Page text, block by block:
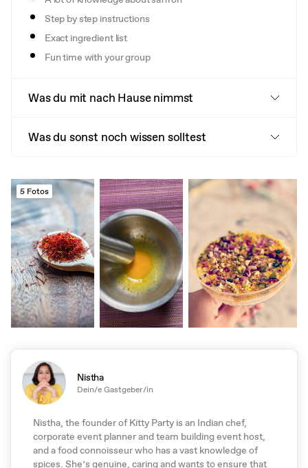
Step by step instructions
Exact ingredient list
Fun time with your group
Was du mit nach Hause nimmst
Was du sonst noch wissen solltest
5 Fotos
Nistha
Dein/e Gastgeber/in
Nistha, the founder of Kitty Party is an Indian chef,
corporate event planner and team building event host,
and a food connoisseur who has a vast knowledge of
spices. She’s genuine, caring and wants to ensure that